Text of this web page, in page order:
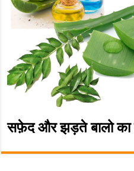
सफ़ेद और झड़ते बालो